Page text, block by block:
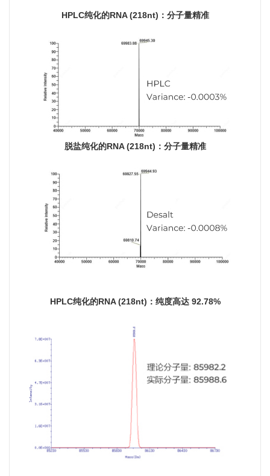
HPLC纯化的RNA (218nt)：分子量精准
脱盐纯化的RNA (218nt)：分子量精准
HPLC纯化的RNA (218nt)：纯度高达 92.78%